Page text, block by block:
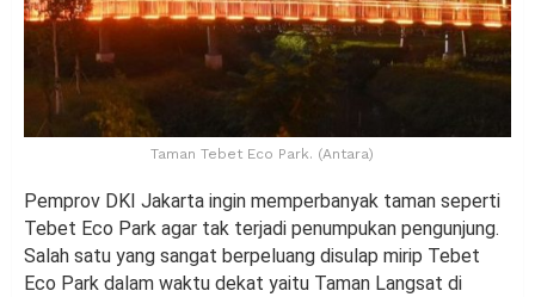
Taman Tebet Eco Park. (Antara)
Pemprov DKI Jakarta ingin memperbanyak taman seperti
Tebet Eco Park agar tak terjadi penumpukan pengunjung.
Salah satu yang sangat berpeluang disulap mirip Tebet
Eco Park dalam waktu dekat yaitu Taman Langsat di